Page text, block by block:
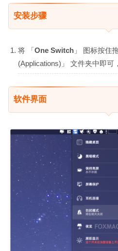
安装步骤
将 「One Switch 」 图标按住
(Applications)」 文件夹中即可
软件界面